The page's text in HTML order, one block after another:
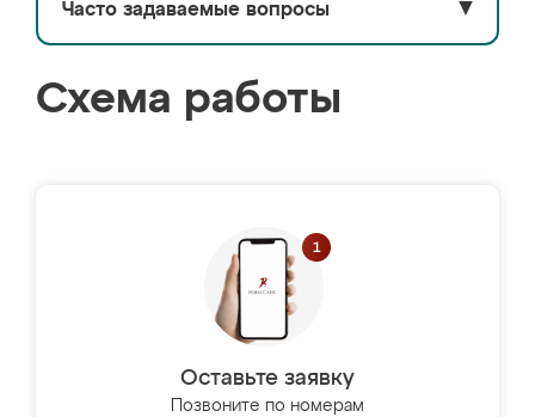
Часто задаваемые вопросы ▼
Схема работы
Оставьте заявку
Позвоните по номерам